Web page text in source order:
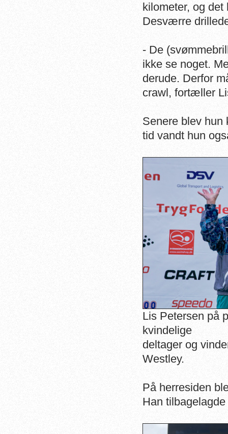
kilometer, og
Desværre
- De
ikke se noget.
derude. Derfor
crawl, fortæller
Senere blev
tid vandt hun
Lis Petersen på
kvindelige
deltager og
Westley.
På herresiden
Han